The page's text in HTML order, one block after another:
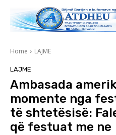
Home LAJME
LAJME
Ambasada
momente nga
të shtetësisë:
që festuat me ne